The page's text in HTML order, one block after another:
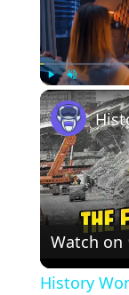
Play Unmute
Watch on
History